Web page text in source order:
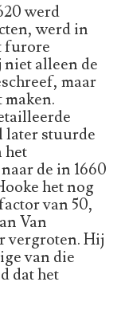
werd
werd in
furore
niet alleen de
maar
later stuurde
het
de in 1660
het nog
van 50,
Van
vergroten. Hij
van die
dat het